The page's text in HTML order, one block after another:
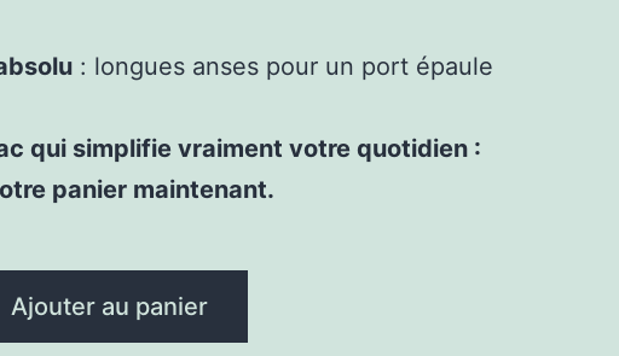
: longues anses pour un port épaule
qui simplifie vraiment votre quotidien :
panier maintenant.
Ajouter au panier